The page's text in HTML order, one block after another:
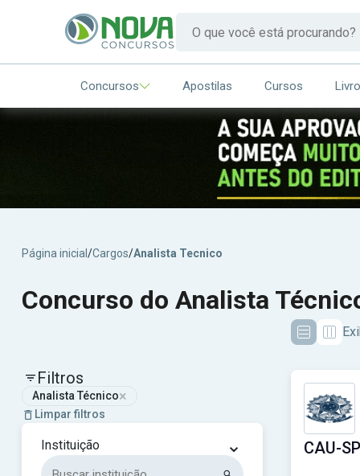
Concursos Apostilas Cursos
Página inicial /Cargos/Analista Tecnico
Concurso do Analista
Filtros
Analista Técnico×
Limpar filtros
Instituição ⌄